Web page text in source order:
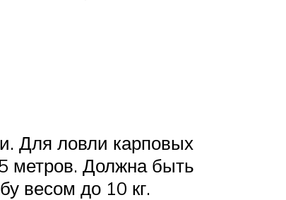
Для ловли карповых
метров. Должна быть
весом до 10 кг.